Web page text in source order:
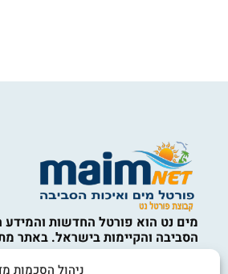
ניהול הסכמות
מים נט הוא פורטל החדשות
הסביבה והקיימות בישראל. באתר
מחקרים, ניתוחים מקצועיים
המים, ההתפלה, תשתיות מים